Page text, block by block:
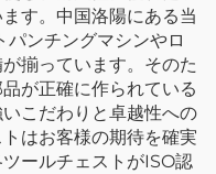
す。中国洛陽にある当
ンチングマシンやロ
揃っています。そのた
が正確に作られている
こだわりと卓越性への
はお客様の期待を確実
ールチェストがISO認